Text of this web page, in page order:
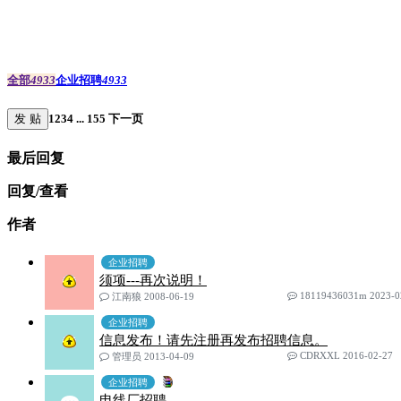
全部4933企业招聘4933
发 贴 1234 ... 155 下一页
最后回复
回复/查看
作者
企业招聘
须项---再次说明！
江南狼 2008-06-19 18119436031m 2023-
企业招聘
信息发布！请先注册再发布招聘信息。
管理员 2013-04-09 CDRXXL 2016-02-27
企业招聘